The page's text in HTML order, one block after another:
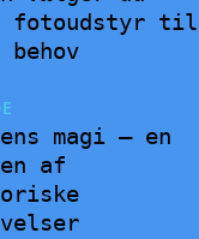
fotoudstyr til
behov
magi – en
af